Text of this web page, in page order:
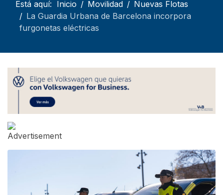
Está aquí: Inicio Movilidad
Nuevas Flotas
La Guardia Urbana de Barcelona incorpora
furgonetas eléctricas